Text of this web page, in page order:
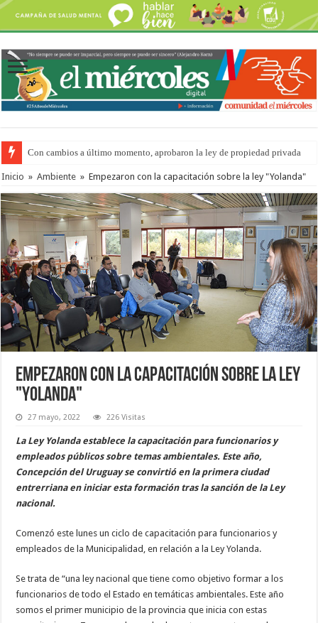
Con cambios a último momento, aprobaron la ley de propiedad privada
Adopción en Entre Ríos: el 35% de los 90 niños, niñas y adolescentes que
Inicio » Ambiente » Empezaron con la capacitación sobre la ley "Yolanda"
Empezaron con la capacitación sobre la ley
"Yolanda"
27 mayo, 2022 226 Visitas
La Ley Yolanda establece la capacitación para funcionarios y
empleados públicos sobre temas ambientales. Este año,
Concepción del Uruguay se convirtió en la primera ciudad
entrerriana en iniciar esta formación tras la sanción de la Ley
nacional.
Comenzó este lunes un ciclo de capacitación para funcionarios y
empleados de la Municipalidad, en relación a la Ley Yolanda.
Se trata de “una ley nacional que tiene como objetivo formar a los
funcionarios de todo el Estado en temáticas ambientales. Este año
somos el primer municipio de la provincia que inicia con estas